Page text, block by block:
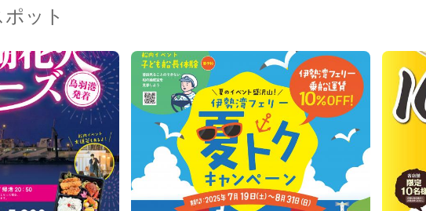
ット